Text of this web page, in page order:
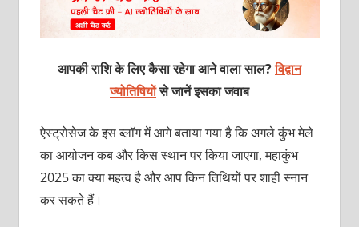
आपकी राशि के लिए कैसा रहेगा आने वाला साल?विद्वान
ज्योतिषियोंसे जानें इसका जवाब
ऐस्‍ट्रोसेज के इस ब्‍लॉग में आगे बताया गया है कि अगले कुंभ मेले
का आयोजन कब और किस स्‍थान पर किया जाएगा, महाकुंभ
2025 का क्‍या महत्‍व है और आप किन तिथियों पर शाही स्‍नान
कर सकते हैं।